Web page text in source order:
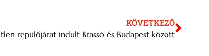
KÖVETKEZŐ
repülőjárat indult Brassó és Budapest között